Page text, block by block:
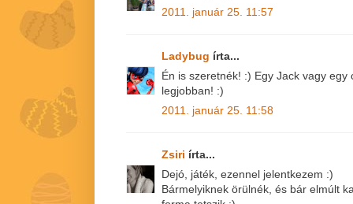
2011. január 25. 11:57
Ladybug írta...
Én is szeretnék! :) Egy Jack vagy egy
legjobban! :)
2011. január 25. 11:58
Zsiri írta...
Dejó, játék, ezennel jelentkezem :)
Bármelyiknek örülnék, és bár elmúlt